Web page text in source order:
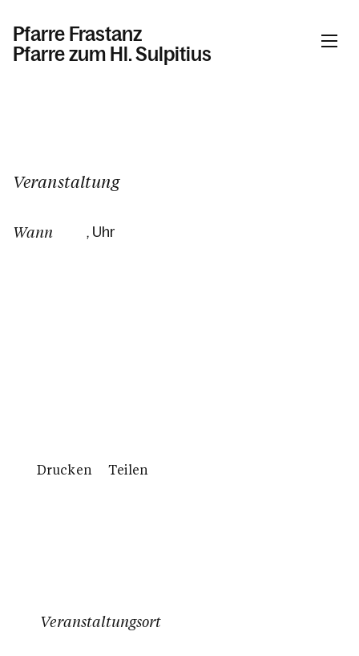
Pfarre Frastanz
Pfarre zum Hl. Sulpitius
Kalender
Personen
Veranstaltung
Wann , Uhr
Drucken Teilen
Veranstaltungsort